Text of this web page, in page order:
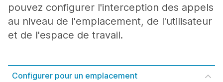
pouvez configurer l'interception des appels
au niveau de l'emplacement, de l'utilisateur
et de l'espace de travail.
Configurer pour un emplacement